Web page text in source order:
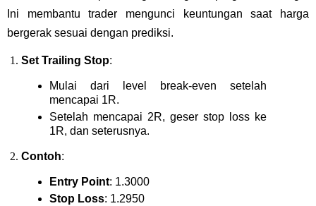
Ini membantu trader mengunci keuntungan saat harga
bergerak sesuai dengan prediksi.
Set Trailing Stop:
Mulai dari level break-even setelah
mencapai 1R.
Setelah mencapai 2R, geser stop loss ke
1R, dan seterusnya.
Contoh:
Entry Point: 1.3000
Stop Loss: 1.2950